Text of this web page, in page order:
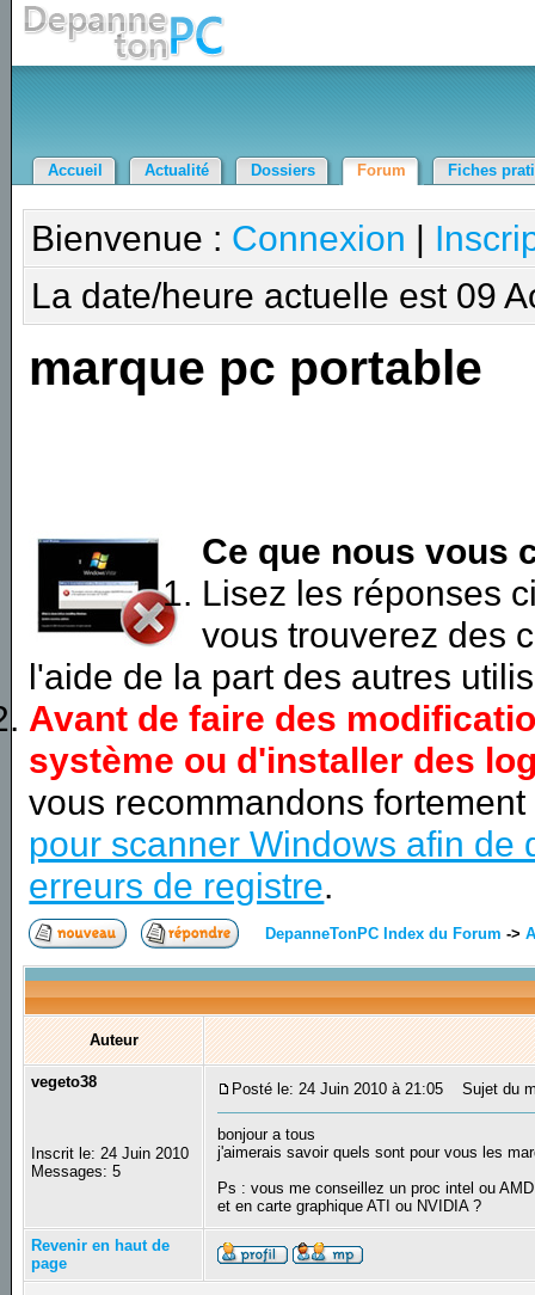
Accueil Actualité Dossiers Forum Fiches
Bienvenue : Connexion |
La date/heure actuelle est 09
marque pc portable
Ce que nous vous
Lisez les réponses
vous trouverez des
l'aide de la part des autres
Avant de faire des
système ou d'installer des
vous recommandons
pour scanner Windows afin de
erreurs de registre.
DepanneTonPC Index du Forum ->
Auteur
vegeto38
Inscrit le: 24 Juin 2010
Messages: 5
Posté le: 24 Juin 2010 à 21:05 Sujet du
bonjour a tous
j'aimerais savoir quels sont pour vous les
Ps : vous me conseillez un proc intel ou AMD
et en carte graphique ATI ou NVIDIA ?
Revenir en haut de
page